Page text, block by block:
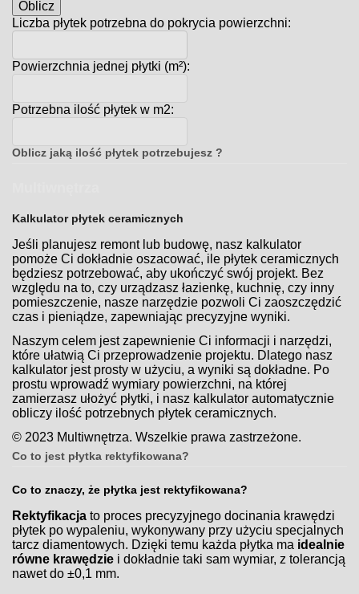
Oblicz
Liczba płytek potrzebna do pokrycia powierzchni:
Powierzchnia jednej płytki (m²):
Potrzebna ilość płytek w m2:
Oblicz jaką ilość płytek potrzebujesz ?
Kalkulator płytek ceramicznych
Jeśli planujesz remont lub budowę, nasz kalkulator
pomoże Ci dokładnie oszacować, ile płytek ceramicznych
będziesz potrzebować, aby ukończyć swój projekt. Bez
względu na to, czy urządzasz łazienkę, kuchnię, czy inny
pomieszczenie, nasze narzędzie pozwoli Ci zaoszczędzić
czas i pieniądze, zapewniając precyzyjne wyniki.
Naszym celem jest zapewnienie Ci informacji i narzędzi,
które ułatwią Ci przeprowadzenie projektu. Dlatego nasz
kalkulator jest prosty w użyciu, a wyniki są dokładne. Po
prostu wprowadź wymiary powierzchni, na której
zamierzasz ułożyć płytki, i nasz kalkulator automatycznie
obliczy ilość potrzebnych płytek ceramicznych.
© 2023 Multiwnętrza. Wszelkie prawa zastrzeżone.
Co to jest płytka rektyfikowana?
Co to znaczy, że płytka jest rektyfikowana?
Rektyfikacja to proces precyzyjnego docinania krawędzi
płytek po wypaleniu, wykonywany przy użyciu specjalnych
tarcz diamentowych. Dzięki temu każda płytka ma idealnie
równe krawędzie i dokładnie taki sam wymiar, z tolerancją
nawet do ±0,1 mm.